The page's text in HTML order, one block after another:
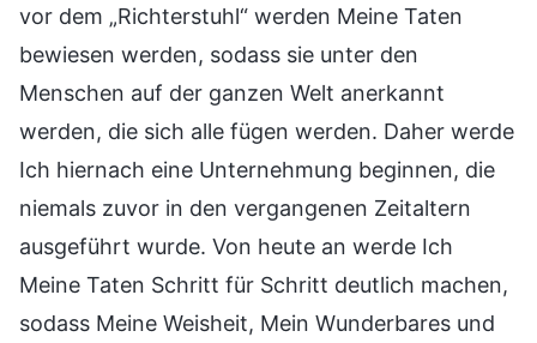
vor dem „Richterstuhl“ werden Meine Taten
bewiesen werden, sodass sie unter den
Menschen auf der ganzen Welt anerkannt
werden, die sich alle fügen werden. Daher werde
Ich hiernach eine Unternehmung beginnen, die
niemals zuvor in den vergangenen Zeitaltern
ausgeführt wurde. Von heute an werde Ich
Meine Taten Schritt für Schritt deutlich machen,
sodass Meine Weisheit, Mein Wunderbares und